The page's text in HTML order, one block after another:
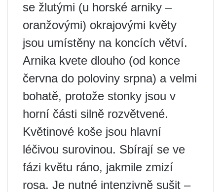
se žlutými (u horské arniky –
oranžovými) okrajovými květy
jsou umístěny na koncích větví.
Arnika kvete dlouho (od konce
června do poloviny srpna) a velmi
bohatě, protože stonky jsou v
horní části silně rozvětvené.
Květinové koše jsou hlavní
léčivou surovinou. Sbírají se ve
fázi květu ráno, jakmile zmizí
rosa. Je nutné intenzivně sušit –